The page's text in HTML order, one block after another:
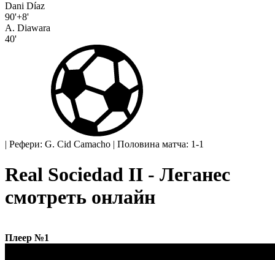
Dani Díaz
90'+8'
A. Diawara
40'
| Рефери: G. Cid Camacho | Половина матча: 1-1
Real Sociedad II - Леганес
смотреть онлайн
Плеер №1